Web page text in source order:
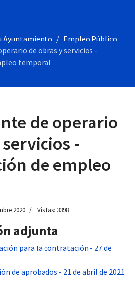
Ayuntamiento
Empleo Público
de obras y servicios -
temporal
de operario
-
de empleo
2020 Visitas: 3398
adjunta
para la contratación - 27 de
de aprobados - 21 de abril de 2021